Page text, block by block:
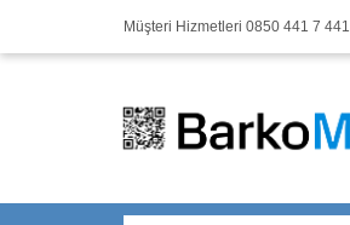
Müşteri Hizmetleri 0850 441 7 441